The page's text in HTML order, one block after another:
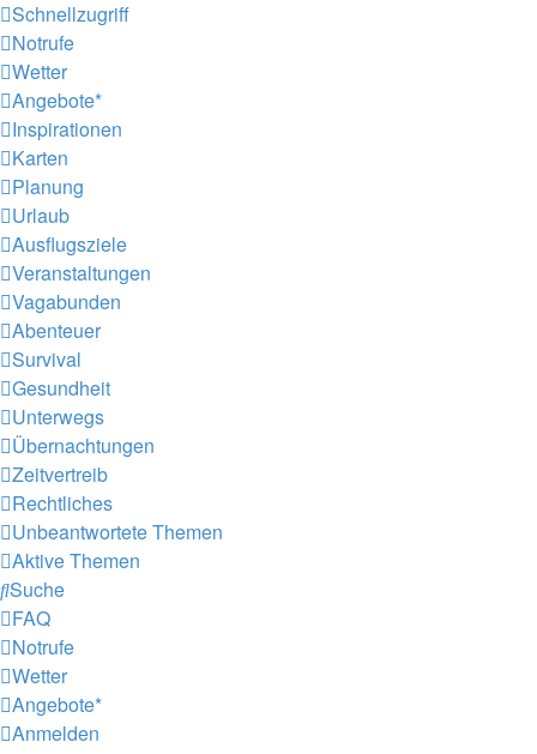
Schnellzugriff
Notrufe
Wetter
Angebote*
Inspirationen
Karten
Planung
Urlaub
Ausflugsziele
Veranstaltungen
Vagabunden
Abenteuer
Survival
Gesundheit
Unterwegs
Übernachtungen
Zeitvertreib
Rechtliches
Unbeantwortete Themen
Aktive Themen
Suche
FAQ
Notrufe
Wetter
Angebote*
Anmelden